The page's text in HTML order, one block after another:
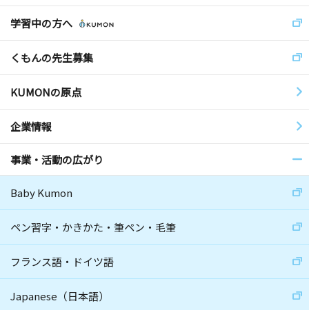
学習中の方へ
くもんの先生募集
KUMONの原点
企業情報
事業・活動の広がり
Baby Kumon
ペン習字・かきかた・筆ペン・毛筆
フランス語・ドイツ語
Japanese（日本語）